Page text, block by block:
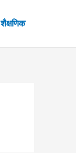
शैक्षणिक